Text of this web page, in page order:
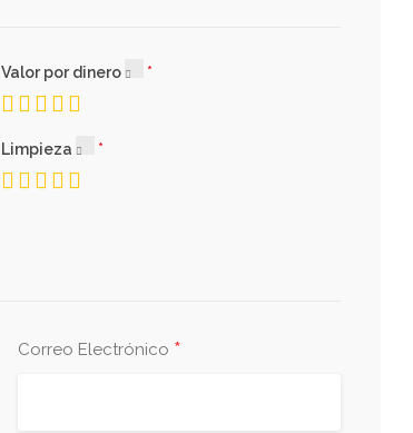
Valor por dinero
Limpieza
Correo Electrónico *